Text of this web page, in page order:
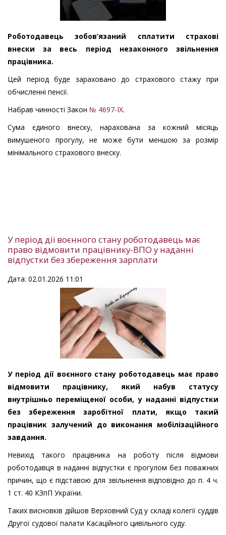
Роботодавець зобов’язаний сплатити страхові
внески за весь період незаконного звільнення
працівника.
Цей період буде зараховано до страхового стажу при
обчисленні пенсії.
Набрав чинності Закон № 4697-IX.
Сума єдиного внеску, нарахована за кожний місяць
вимушеного прогулу, не може бути меншою за розмір
мінімального страхового внеску.
У період дії воєнного стану роботодавець має
право відмовити працівнику-ВПО у наданні
відпустки без збереження зарплати
Дата: 02.01.2026 11:01
У період дії воєнного стану роботодавець має право
відмовити працівнику, який набув статусу
внутрішньо переміщеної особи, у наданні відпустки
без збереження заробітної плати, якщо такий
працівник залучений до виконання мобілізаційного
завдання.
Невихід такого працівника на роботу після відмови
роботодавця в наданні відпустки є прогулом без поважних
причин, що є підставою для звільнення відповідно до п. 4 ч.
1 ст. 40 КЗпП України.
Таких висновків дійшов Верховний Суд у складі колегії суддів
Другої судової палати Касаційного цивільного суду.